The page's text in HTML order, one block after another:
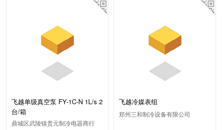
飞越单级真空泵 FY-1C-N 1L/s 2
台/箱
鼎城区武陵镇贵元制冷电器商行
飞越冷媒表组
郑州三和制冷设备有限公司